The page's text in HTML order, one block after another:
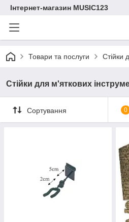
Інтернет-магазин MUSIC123
Товари та послуги Стійки
Стійки для м'яткових
Сортування 0